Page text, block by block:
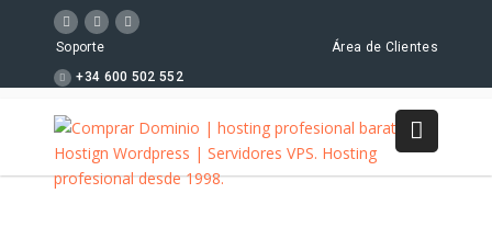
Soporte
Área de Clientes
+34 600 502 552